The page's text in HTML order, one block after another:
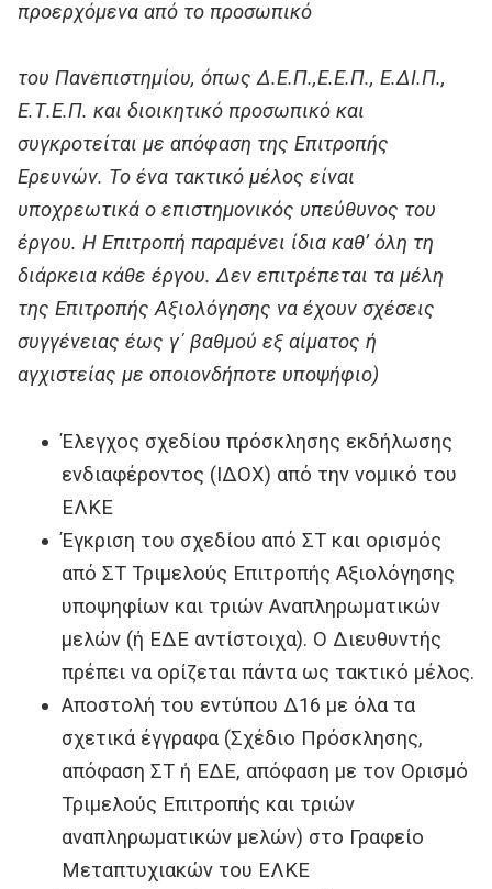
προερχόμενα από το προσωπικό
του Πανεπιστημίου, όπως Δ.Ε.Π.,Ε.Ε.Π., Ε.ΔΙ.Π.,
Ε.Τ.Ε.Π. και διοικητικό προσωπικό και
συγκροτείται με απόφαση της Επιτροπής
Ερευνών. Το ένα τακτικό μέλος είναι
υποχρεωτικά ο επιστημονικός υπεύθυνος του
έργου. Η Επιτροπή παραμένει ίδια καθ’ όλη τη
διάρκεια κάθε έργου. Δεν επιτρέπεται τα μέλη
της Επιτροπής Αξιολόγησης να έχουν σχέσεις
συγγένειας έως γ΄ βαθμού εξ αίματος ή
αγχιστείας με οποιονδήποτε υποψήφιο)
Έλεγχος σχεδίου πρόσκλησης εκδήλωσης
ενδιαφέροντος (ΙΔΟΧ) από την νομικό του
ΕΛΚΕ
Έγκριση του σχεδίου από ΣΤ και ορισμός
από ΣΤ Τριμελούς Επιτροπής Αξιολόγησης
υποψηφίων και τριών Αναπληρωματικών
μελών (ή ΕΔΕ αντίστοιχα). Ο Διευθυντής
πρέπει να ορίζεται πάντα ως τακτικό μέλος.
Αποστολή του εντύπου Δ16 με όλα τα
σχετικά έγγραφα (Σχέδιο Πρόσκλησης,
απόφαση ΣΤ ή ΕΔΕ, απόφαση με τον Ορισμό
Τριμελούς Επιτροπής και τριών
αναπληρωματικών μελών) στο Γραφείο
Μεταπτυχιακών του ΕΛΚΕ